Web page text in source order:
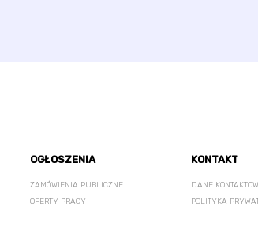
OGŁOSZENIA
ZAMÓWIENIA PUBLICZNE
OFERTY PRACY
KONTAKT
DANE
POLITYKA